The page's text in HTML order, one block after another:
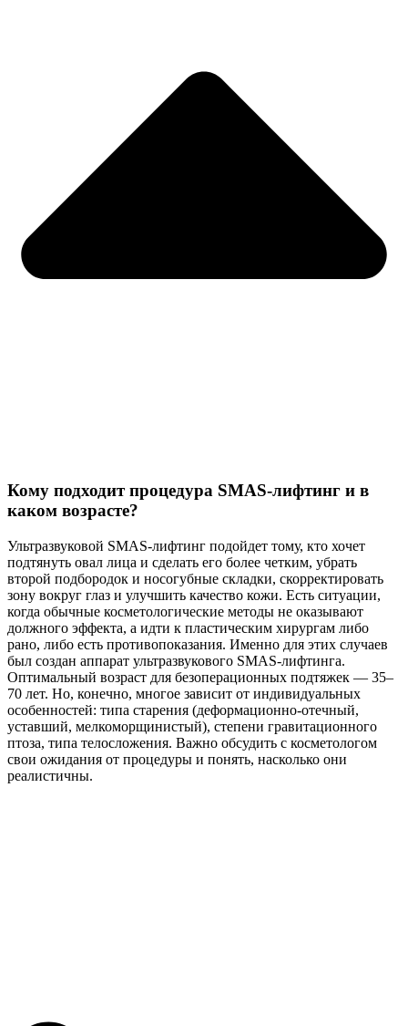
Кому подходит процедура SMAS-лифтинг и в
каком возрасте?
Ультразвуковой SMAS-лифтинг подойдет тому, кто хочет
подтянуть овал лица и сделать его более четким, убрать
второй подбородок и носогубные складки, скорректировать
зону вокруг глаз и улучшить качество кожи. Есть ситуации,
когда обычные косметологические методы не оказывают
должного эффекта, а идти к пластическим хирургам либо
рано, либо есть противопоказания. Именно для этих случаев
был создан аппарат ультразвукового SMAS-лифтинга.
Оптимальный возраст для безоперационных подтяжек — 35–
70 лет. Но, конечно, многое зависит от индивидуальных
особенностей: типа старения (деформационно-отечный,
уставший, мелкоморщинистый), степени гравитационного
птоза, типа телосложения. Важно обсудить с косметологом
свои ожидания от процедуры и понять, насколько они
реалистичны.